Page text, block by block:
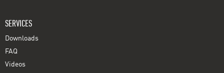
SERVICES
Downloads
FAQ
Videos